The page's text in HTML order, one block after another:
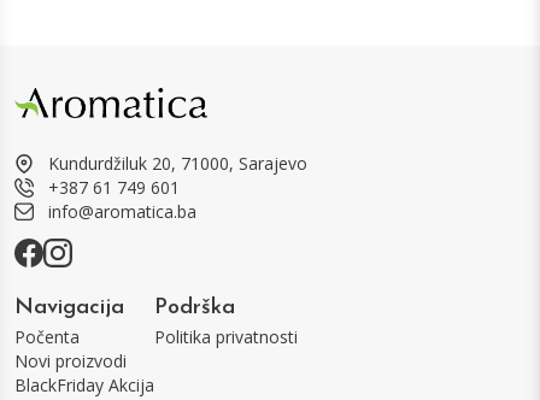
Kundurdžiluk 20, 71000, Sarajevo
+387 61 749 601
info@aromatica.ba
Navigacija
Počenta
Novi proizvodi
BlackFriday Akcija
Podrška
Politika privatnosti